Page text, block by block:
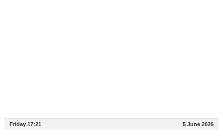
Friday 17:21 5 June 2026